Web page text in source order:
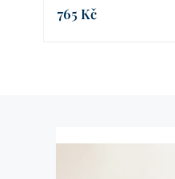
765 Kč